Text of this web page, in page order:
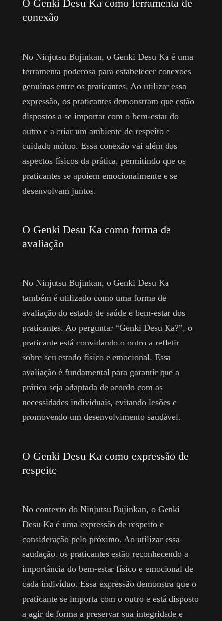
O Genki Desu Ka como ferramenta de
conexão
No Ninjutsu Bujinkan, o Genki Desu Ka é uma
ferramenta poderosa para estabelecer conexões
genuínas entre os praticantes. Ao utilizar essa
expressão, os praticantes demonstram que estão
dispostos a se importar com o bem-estar do
outro e a criar um ambiente de respeito e
cuidado mútuo. Essa conexão vai além dos
aspectos físicos da prática, permitindo que os
praticantes se apoiem emocionalmente e se
desenvolvam juntos.
O Genki Desu Ka como forma de
avaliação
No Ninjutsu Bujinkan, o Genki Desu Ka
também é utilizado como uma forma de
avaliação do estado de saúde e bem-estar dos
praticantes. Ao perguntar “Genki Desu Ka?”, o
praticante está convidando o outro a refletir
sobre seu estado físico e emocional. Essa
avaliação é fundamental para garantir que a
prática seja adaptada de acordo com as
necessidades individuais, evitando lesões e
promovendo um desenvolvimento saudável.
O Genki Desu Ka como expressão de
respeito
No contexto do Ninjutsu Bujinkan, o Genki
Desu Ka é uma expressão de respeito e
consideração pelo próximo. Ao utilizar essa
saudação, os praticantes estão reconhecendo a
importância do bem-estar físico e emocional de
cada indivíduo. Essa expressão demonstra que o
praticante se importa com o outro e está disposto
a agir de forma a preservar sua integridade e